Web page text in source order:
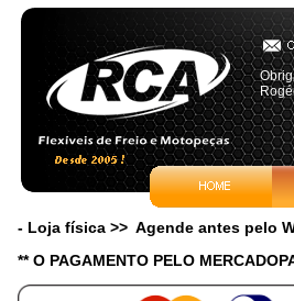
- Loja física >> Agende antes pelo
** O PAGAMENTO PELO